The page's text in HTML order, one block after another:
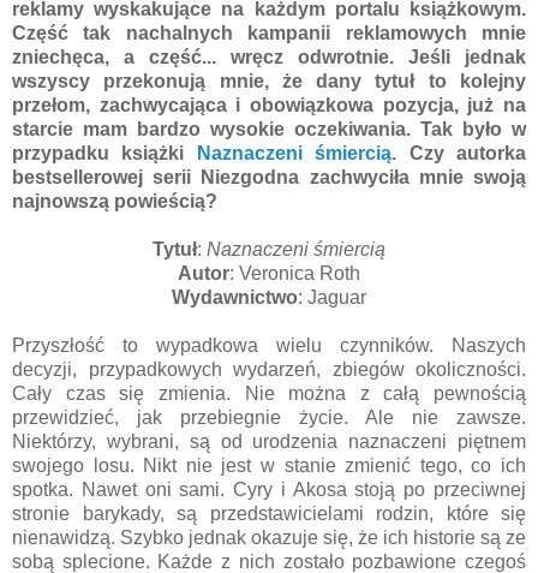
reklamy wyskakujące na każdym portalu książkowym.
Część tak nachalnych kampanii reklamowych mnie
zniechęca, a część... wręcz odwrotnie. Jeśli jednak
wszyscy przekonują mnie, że dany tytuł to kolejny
przełom, zachwycająca i obowiązkowa pozycja, już na
starcie mam bardzo wysokie oczekiwania. Tak było w
przypadku książki
Naznaczeni śmiercią. Czy autorka
bestsellerowej serii Niezgodna zachwyciła mnie swoją
najnowszą powieścią?
Tytuł: Naznaczeni śmiercią
Autor: Veronica Roth
Wydawnictwo: Jaguar
Przyszłość to wypadkowa wielu czynników. Naszych
decyzji, przypadkowych wydarzeń, zbiegów okoliczności.
Cały czas się zmienia. Nie można z całą pewnością
przewidzieć, jak przebiegnie życie. Ale nie zawsze.
Niektórzy, wybrani, są od urodzenia naznaczeni piętnem
swojego losu. Nikt nie jest w stanie zmienić tego, co ich
spotka. Nawet oni sami. Cyry i Akosa stoją po przeciwnej
stronie barykady, są przedstawicielami rodzin, które się
nienawidzą. Szybko jednak okazuje się, że ich historie są ze
sobą splecione. Każde z nich zostało pozbawione czegoś